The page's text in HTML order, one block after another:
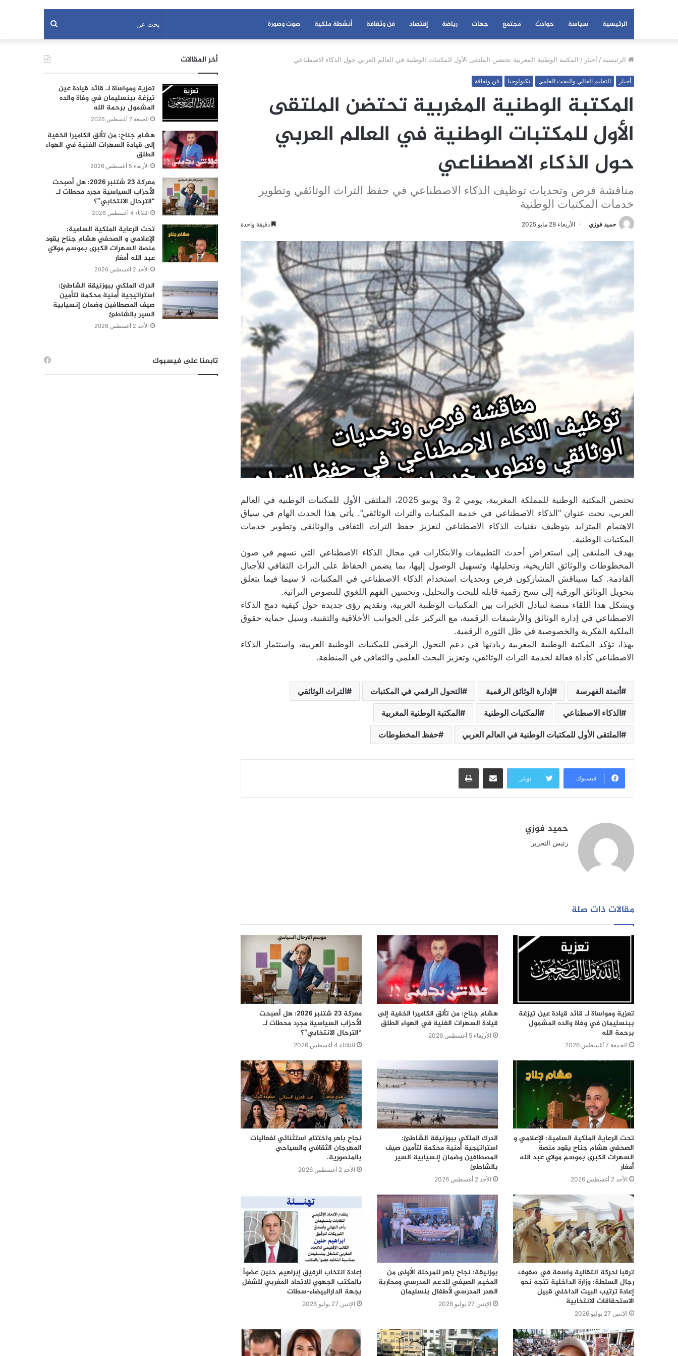
الرئيسية سياسة حوادث مجتمع جهات رياضة إقتصاد فن وثقافة أنشطة ملكية صوت وصورة بحث
عن
الرئيسية / أخبار / المكتبة الوطنية المغربية تحتضن الملتقى الأول للمكتبات الوطنية في العالم العربي حول الذكاء الاصطناعي
أخبار التعليم العالي والبحث العلمي تكنولوجيا فن وثقافة
المكتبة الوطنية المغربية تحتضن الملتقى
الأول للمكتبات الوطنية في العالم العربي
حول الذكاء الاصطناعي
مناقشة فرص وتحديات توظيف الذكاء الاصطناعي في حفظ التراث الوثائقي وتطوير
خدمات المكتبات الوطنية
حميد فوزي الأربعاء 28 مايو 2025 دقيقة واحدة
تحتضن المكتبة الوطنية للمملكة المغربية، يومي 2 و3 يونيو 2025، الملتقى الأول للمكتبات الوطنية في العالم
العربي، تحت عنوان “الذكاء الاصطناعي في خدمة المكتبات والتراث الوثائقي”. يأتي هذا الحدث الهام في سياق
الاهتمام المتزايد بتوظيف تقنيات الذكاء الاصطناعي لتعزيز حفظ التراث الثقافي والوثائقي وتطوير خدمات
المكتبات الوطنية.
يهدف الملتقى إلى استعراض أحدث التطبيقات والابتكارات في مجال الذكاء الاصطناعي التي تسهم في صون
المخطوطات والوثائق التاريخية، وتحليلها، وتسهيل الوصول إليها، بما يضمن الحفاظ على التراث الثقافي للأجيال
القادمة. كما سيناقش المشاركون فرص وتحديات استخدام الذكاء الاصطناعي في المكتبات، لا سيما فيما يتعلق
بتحويل الوثائق الورقية إلى نسخ رقمية قابلة للبحث والتحليل، وتحسين الفهم اللغوي للنصوص التراثية.
ويشكل هذا اللقاء منصة لتبادل الخبرات بين المكتبات الوطنية العربية، وتقديم رؤى جديدة حول كيفية دمج الذكاء
الاصطناعي في إدارة الوثائق والأرشيفات الرقمية، مع التركيز على الجوانب الأخلاقية والتقنية، وسبل حماية حقوق
الملكية الفكرية والخصوصية في ظل الثورة الرقمية.
بهذا، تؤكد المكتبة الوطنية المغربية ريادتها في دعم التحول الرقمي للمكتبات الوطنية العربية، واستثمار الذكاء
الاصطناعي كأداة فعالة لخدمة التراث الوثائقي، وتعزيز البحث العلمي والثقافي في المنطقة.
أتمتة الفهرسة إدارة الوثائق الرقمية التحول الرقمي في المكتبات التراث الوثائقي
الذكاء الاصطناعي المكتبات الوطنية المكتبة الوطنية المغربية
الملتقى الأول للمكتبات الوطنية في العالم العربي حفظ المخطوطات
فيسبوك تويتر
مشاركة عبر البريد طباعة
حميد فوزي
رئيس التحرير
مقالات ذات صلة
تعزية ومواساة لـ قائد قيادة عين تيزغة
ببنسليمان في وفاة والده المشمول
برحمة الله
الجمعة 7 أغسطس 2026
هشام جناح: من تألق الكاميرا الخفية إلى
قيادة السهرات الفنية في الهواء الطلق
الأربعاء 5 أغسطس 2026
معركة 23 شتنبر 2026: هل أصبحت
الأحزاب السياسية مجرد محطات لـ
“الترحال الانتخابي”؟
الثلاثاء 4 أغسطس 2026
تحت الرعاية الملكية السامية: الإعلامي و
الصحفي هشام جناح يقود منصة
السهرات الكبرى بموسم مولاي عبد الله
أمغار
الأحد 2 أغسطس 2026
الدرك الملكي ببوزنيقة الشاطئ:
استراتيجية أمنية محكمة لتأمين صيف
المصطافين وضمان إنسيابية السير
بالشاطئ
الأحد 2 أغسطس 2026
نجاح باهر واختتام استثنائي لفعاليات
المهرجان الثقافي والسياحي
بالمنصورية.
الأحد 2 أغسطس 2026
ترقبا لحركة انتقالية واسعة في صفوف
رجال السلطة: وزارة الداخلية تتجه نحو
إعادة ترتيب البيت الداخلي قبيل
الاستحقاقات الانتخابية
الإثنين 27 يوليو 2026
بوزنيقة: نجاح باهر للمرحلة الأولى من
المخيم الصيفي للدعم المدرسي ومحاربة
الهدر المدرسي لأطفال بنسليمان
الإثنين 27 يوليو 2026
إعادة انتخاب الرفيق إبراهيم حنين عضواً
بالمكتب الجهوي للاتحاد المغربي للشغل
بجهة الدارالبيضاء–سطات
الإثنين 27 يوليو 2026
أخر المقالات
تعزية ومواساة لـ قائد قيادة عين
تيزغة ببنسليمان في وفاة والده
المشمول برحمة الله
الجمعة 7 أغسطس 2026
هشام جناح: من تألق الكاميرا الخفية
إلى قيادة السهرات الفنية في الهواء
الطلق
الأربعاء 5 أغسطس 2026
معركة 23 شتنبر 2026: هل أصبحت
الأحزاب السياسية مجرد محطات لـ
“الترحال الانتخابي”؟
الثلاثاء 4 أغسطس 2026
تحت الرعاية الملكية السامية:
الإعلامي و الصحفي هشام جناح يقود
منصة السهرات الكبرى بموسم مولاي
عبد الله أمغار
الأحد 2 أغسطس 2026
الدرك الملكي ببوزنيقة الشاطئ:
استراتيجية أمنية محكمة لتأمين
صيف المصطافين وضمان إنسيابية
السير بالشاطئ
الأحد 2 أغسطس 2026
تابعنا على فيسبوك